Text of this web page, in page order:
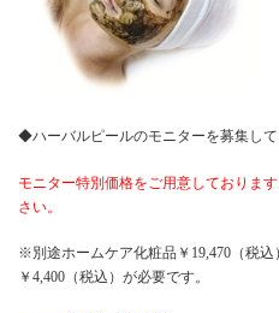
◆ハーバルピールのモニターを募集し
モニター特別価格をご用意しておりま
さい。
※別途ホームケア化粧品￥19,470（税込
￥4,400（税込）が必要です。